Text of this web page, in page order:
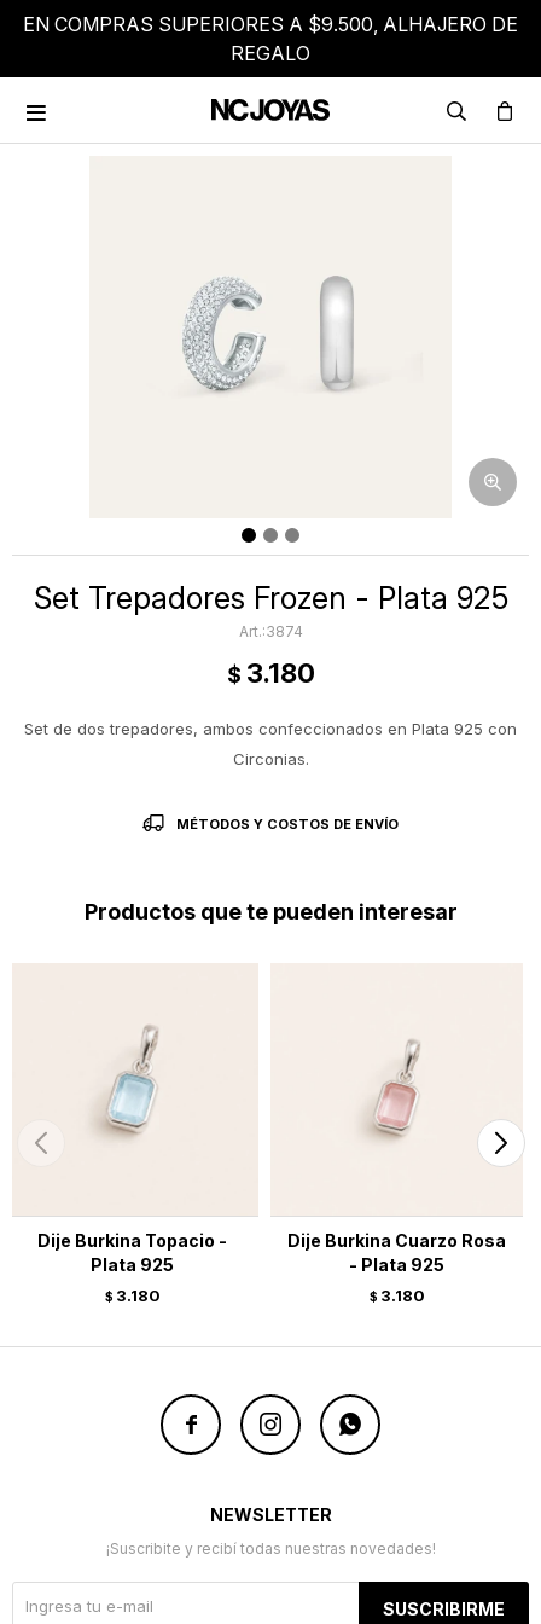
EN COMPRAS SUPERIORES A $9.500, ALHAJERO DE
REGALO

Set Trepadores Frozen - Plata 925
3874
$ 3.180
Set de dos trepadores, ambos confeccionados en Plata 925 con
Circonias.
MÉTODOS Y COSTOS DE ENVÍO
Productos que te pueden interesar
Dije Burkina Topacio -
Plata 925
$ 3.180
Dije Burkina Cuarzo Rosa
- Plata 925
$ 3.180
  
NEWSLETTER
¡Suscribite y recibí todas nuestras novedades!
SUSCRIBIRME